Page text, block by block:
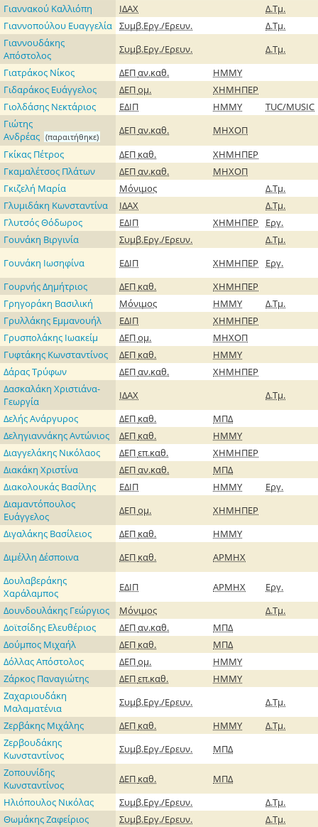
Γιαννακού Καλλιόπη
ΙΔΑΧ
Δ.Τμ.
Γιαννοπούλου Ευαγγελία Συμβ.Εργ./Ερευν.
Δ.Τμ.
Γιαννουδάκης
Απόστολος
Συμβ.Εργ./Ερευν.
Δ.Τμ.
Γιατράκος Νίκος
ΔΕΠαν.καθ.
ΗΜΜΥ
Γιδαράκος Ευάγγελος
ΔΕΠομ.
ΧΗΜΗΠΕΡ
Γιολδάσης Νεκτάριος
ΕΔΙΠ ΗΜΜΥ
TUC/MUSIC
Γιώτης
Ανδρέας (παραιτήθηκε)
ΔΕΠαν.καθ.
ΜΗΧΟΠ
Γκίκας Πέτρος
ΔΕΠ καθ.
ΧΗΜΗΠΕΡ
Γκαμαλέτσος Πλάτων
ΔΕΠαν.καθ.
ΜΗΧΟΠ
Γκιζελή Μαρία
Μόνιμος
Δ.Τμ.
Γλυμιδάκη Κωνσταντίνα
ΙΔΑΧ
Δ.Τμ.
Γλυτσός Θόδωρος
ΕΔΙΠ ΧΗΜΗΠΕΡ
Εργ.
Γουνάκη Βιργινία
Συμβ.Εργ./Ερευν.
Δ.Τμ.
Γουνάκη Ιωσηφίνα
ΕΔΙΠ ΧΗΜΗΠΕΡ
Εργ.
Γουρνής Δημήτριος
ΔΕΠ καθ.
ΧΗΜΗΠΕΡ
Γρηγοράκη Βασιλική
Μόνιμος ΗΜΜΥ
Δ.Τμ.
Γρυλλάκης Εμμανουήλ
ΕΔΙΠ
ΧΗΜΗΠΕΡ
Γρυσπολάκης Ιωακείμ
ΔΕΠομ.
ΜΗΧΟΠ
Γυφτάκης Κωνσταντίνος
ΔΕΠ καθ.
ΗΜΜΥ
Δάρας Τρύφων
ΔΕΠαν.καθ.
ΧΗΜΗΠΕΡ
Δασκαλάκη Χριστιάνα-
Γεωργία
ΙΔΑΧ
Δ.Τμ.
Δελής Ανάργυρος
ΔΕΠ καθ.
ΜΠΔ
Δεληγιαννάκης Αντώνιος
ΔΕΠ καθ.
ΗΜΜΥ
Διαγγελάκης Νικόλαος
ΔΕΠεπ.καθ.
ΧΗΜΗΠΕΡ
Διακάκη Χριστίνα
ΔΕΠαν.καθ.
ΜΠΔ
Διακολουκάς Βασίλης
ΕΔΙΠ ΗΜΜΥ
Εργ.
Διαμαντόπουλος
Ευάγγελος
ΔΕΠομ.
ΧΗΜΗΠΕΡ
Διγαλάκης Βασίλειος
ΔΕΠ καθ.
ΗΜΜΥ
Διμέλλη Δέσποινα
ΔΕΠ καθ.
ΑΡΜΗΧ
Δουλαβεράκης
Χαράλαμπος
ΕΔΙΠ ΑΡΜΗΧ
Εργ.
Δουνδουλάκης Γεώργιος
Μόνιμος
Δ.Τμ.
Δοϊτσίδης Ελευθέριος
ΔΕΠαν.καθ.
ΜΠΔ
Δούμπος Μιχαήλ
ΔΕΠ καθ.
ΜΠΔ
Δόλλας Απόστολος
ΔΕΠομ.
ΗΜΜΥ
Ζάρκος Παναγιώτης
ΔΕΠεπ.καθ.
ΗΜΜΥ
Ζαχαριουδάκη
Μαλαματένια
Συμβ.Εργ./Ερευν.
Δ.Τμ.
Ζερβάκης Μιχάλης
ΔΕΠ καθ. ΗΜΜΥ
Δ.Τμ.
Ζερβουδάκης
Κωνσταντίνος
Συμβ.Εργ./Ερευν.
ΜΠΔ
Ζοπουνίδης
Κωνσταντίνος
ΔΕΠ καθ.
ΜΠΔ
Ηλιόπουλος Νικόλας
Συμβ.Εργ./Ερευν.
Δ.Τμ.
Θωμάκης Ζαφείριος
Συμβ.Εργ./Ερευν. Δ.Τμ.